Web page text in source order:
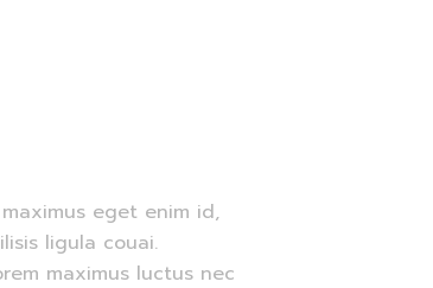
eget enim id,
ligula couai.
maximus luctus nec